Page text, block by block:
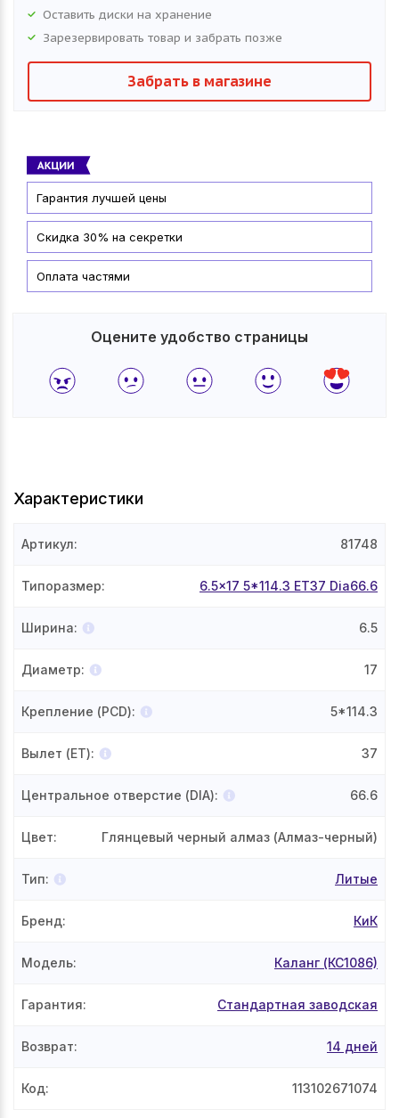
Оставить диски на хранение
Зарезервировать товар и забрать позже
Забрать в магазине
Гарантия лучшей цены
Скидка 30% на секретки
Оплата частями
Оцените удобство страницы
Характеристики
Артикул: 81748
Типоразмер: 6.5x17 5*114.3 ET37 Dia66.6
Ширина: 6.5
Диаметр: 17
Крепление (PCD): 5*114.3
Вылет (ET): 37
Центральное отверстие (DIA): 66.6
Цвет: Глянцевый черный алмаз (Алмаз-черный)
Тип: Литые
Бренд: КиК
Модель: Каланг (КС1086)
Гарантия: Стандартная заводская
Возврат: 14 дней
Код: 113102671074